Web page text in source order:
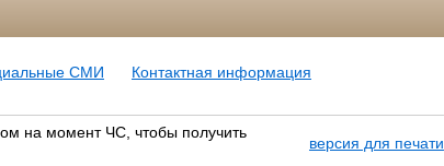
СМИ
Контактная информация
на момент ЧС, чтобы получить
версия для печати